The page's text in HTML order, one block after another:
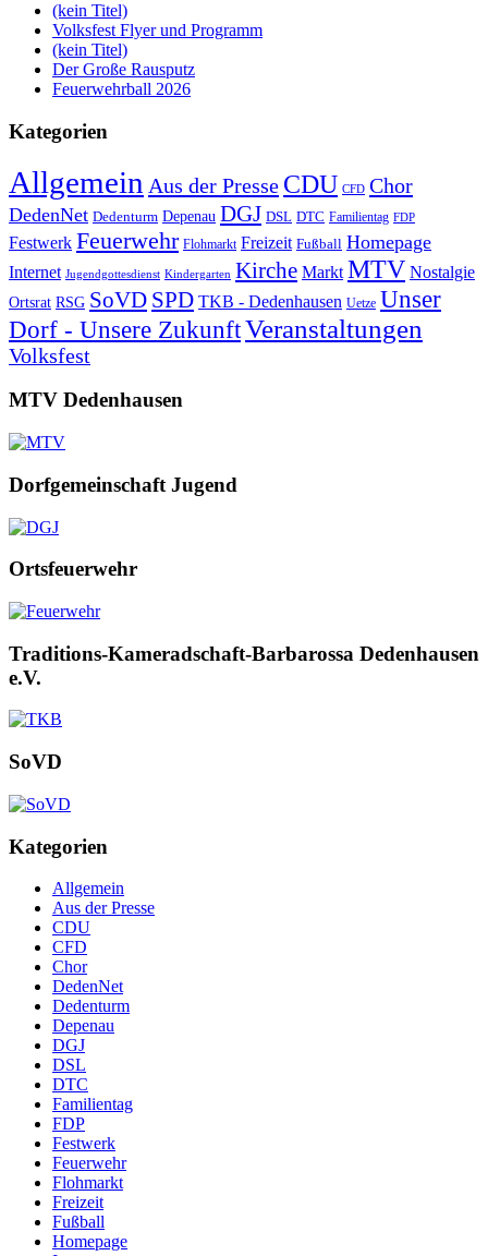
(kein Titel)
Volksfest Flyer und Programm
(kein Titel)
Der Große Rausputz
Feuerwehrball 2026
Kategorien
Allgemein Aus der Presse CDU CFD Chor
DedenNet Dedenturm Depenau DGJ DSL DTC Familientag FDP
Festwerk Feuerwehr Flohmarkt Freizeit Fußball Homepage
Internet Jugendgottesdienst Kindergarten Kirche Markt MTV Nostalgie
Ortsrat RSG SoVD SPD TKB - Dedenhausen Uetze Unser
Dorf - Unsere ZukunftVeranstaltungen
Volksfest
MTV Dedenhausen
Dorfgemeinschaft Jugend
Ortsfeuerwehr
Traditions-Kameradschaft-Barbarossa Dedenhausen
e.V.
SoVD
Kategorien
Allgemein
Aus der Presse
CDU
CFD
Chor
DedenNet
Dedenturm
Depenau
DGJ
DSL
DTC
Familientag
FDP
Festwerk
Feuerwehr
Flohmarkt
Freizeit
Fußball
Homepage